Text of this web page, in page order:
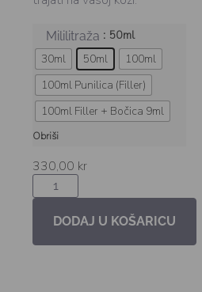
Mililitraža : 50ml
30ml 50ml
100ml
100ml Punilica (Filler)
100ml Filler + Bočica 9ml
Obriši
330,00 kr
DODAJ U KOŠARICU